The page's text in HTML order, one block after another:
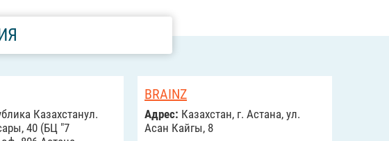
Казахстанул.
40 (БЦ "7
BRAINZ
Адрес: Казахстан, г. Астана, ул.
Асан Кайгы, 8